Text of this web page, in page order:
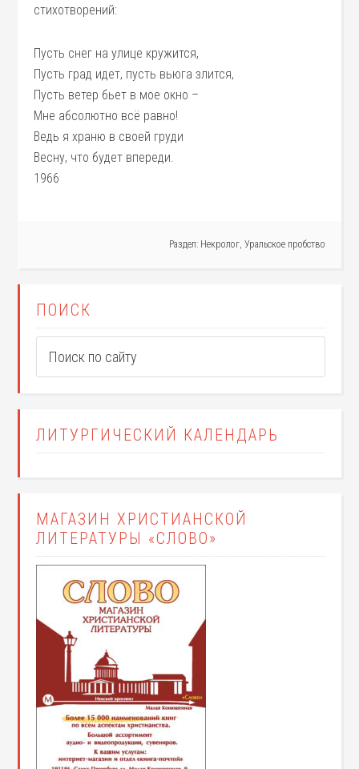
стихотворений:
Пусть снег на улице кружится,
Пусть град идет, пусть вьюга злится,
Пусть ветер бьет в мое окно –
Мне абсолютно всё равно!
Ведь я храню в своей груди
Весну, что будет впереди.
1966
Раздел: Некролог, Уральское пробство
ПОИСК
ЛИТУРГИЧЕСКИЙ КАЛЕНДАРЬ
МАГАЗИН ХРИСТИАНСКОЙ
ЛИТЕРАТУРЫ «СЛОВО»